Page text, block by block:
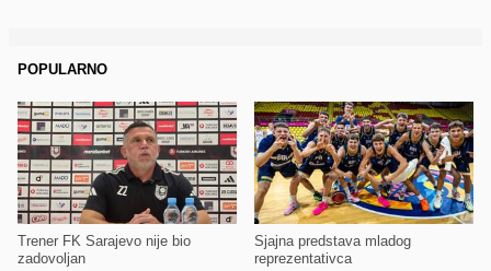
POPULARNO
Trener FK Sarajevo nije bio
zadovoljan
Sjajna predstava mladog
reprezentativca